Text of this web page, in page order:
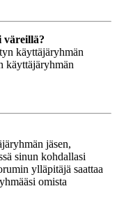
käyttäjäryhmän
käyttäjäryhmän
jäsen,
sinun kohdallasi
ylläpitäjä saattaa
omista